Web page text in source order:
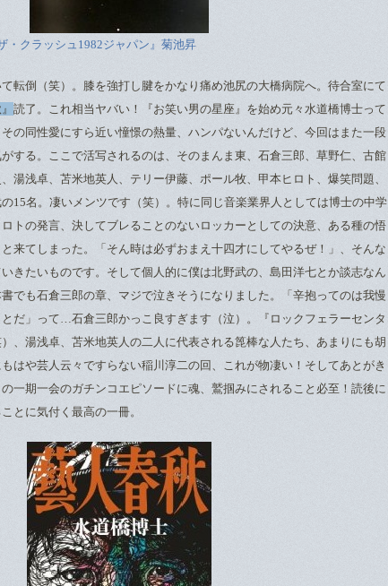
・クラッシュ1982ジャパン』菊池昇
転倒（笑）。膝を強打し腱をかなり痛め池尻の大橋病院へ。待合室にて
読了。これ相当ヤバい！『お笑い男の星座』を始め元々水道橋博士って
の同性愛にすら近い憧憬の熱量、ハンパないんだけど、今回はまた一段
する。ここで活写されるのは、そのまんま東、石倉三郎、草野仁、古館
湯浅卓、苫米地英人、テリー伊藤、ポール牧、甲本ヒロト、爆笑問題、
15名。凄いメンツです（笑）。特に同じ音楽業界人としては博士の中学
トの発言、決してブレることのないロッカーとしての決意、ある種の悟
来てしまった。「そん時は必ずおまえ十四才にしてやるぜ！」、そんな
きたいものです。そして個人的に僕は北野武の、島田洋七とか談志なん
でも石倉三郎の章、マジで泣きそうになりました。「辛抱ってのは我慢
だ」って…石倉三郎かっこ良すぎます（泣）。『ロックフェラーセンタ
、湯浅卓、苫米地英人の二人に代表される箆棒な人たち、あまりにも胡
はや芸人云々ですらない稲川淳二の回、これが物凄い！そしてあとがき
一期一会のガチンコエピソードに魂、鷲掴みにされること必至！読後に
とに気付く最高の一冊。